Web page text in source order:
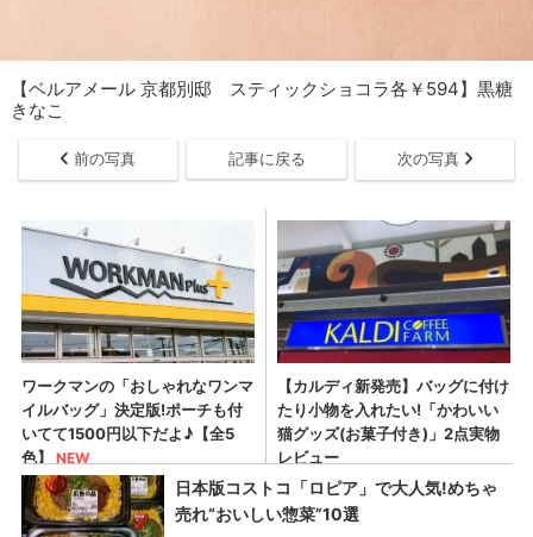
【ベルアメール 京都別邸 スティックショコラ各￥594】黒糖
きなこ
前の写真 記事に戻る 次の写真